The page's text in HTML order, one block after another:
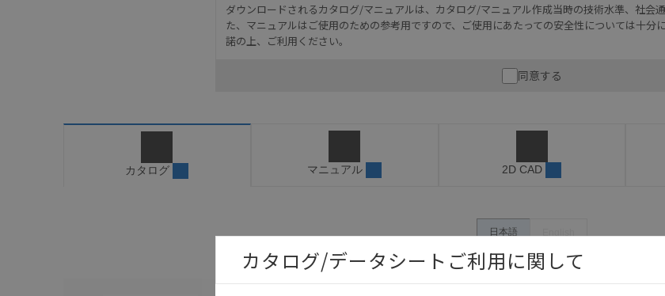
ダウンロードされるカタログ/マニュアルは、カタログ/マニュアル作成当時の技術水準、社会
た、マニュアルはご使用のための参考用ですので、ご使用にあたっての安全性については十分
諾の上、ご利用ください。
お客様が本製品を人命や財産に重大な危険を及ぼすような用途に使用される場合には、シ
長設計により必要な安全性を確保できるよう設計されていること、および本製品が全体の
カタログ/マニュアルに記載されているアプリケーション事例は参考用ですので、ご採用に
記載されているサービス内容や連絡先等は作成当時のものであり、変更・改定させていた
同意する
カタログ マニュアル 2D CAD
日本語
カタログ/データシートご利用に関して